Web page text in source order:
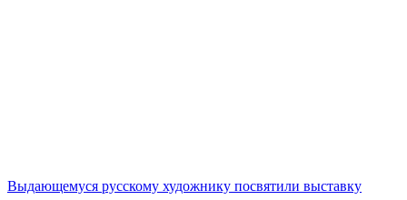
Выдающемуся русскому художнику посвятили выставку